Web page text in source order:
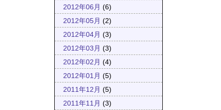
2012年06月 (6)
2012年05月 (2)
2012年04月 (3)
2012年03月 (3)
2012年02月 (4)
2012年01月 (5)
2011年12月 (5)
2011年11月 (3)